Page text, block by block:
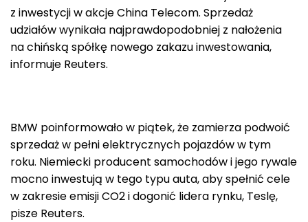
z inwestycji w akcje China Telecom. Sprzedaż
udziałów wynikała najprawdopodobniej z nałożenia
na chińską spółkę nowego zakazu inwestowania,
informuje Reuters.
BMW poinformowało w piątek, że zamierza podwoić
sprzedaż w pełni elektrycznych pojazdów w tym
roku. Niemiecki producent samochodów i jego rywale
mocno inwestują w tego typu auta, aby spełnić cele
w zakresie emisji CO2 i dogonić lidera rynku, Teslę,
pisze Reuters.